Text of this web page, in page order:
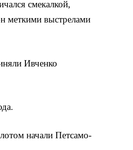
смекал­кой,
меткими выстрелами
Ивченко
начали Петсамо-